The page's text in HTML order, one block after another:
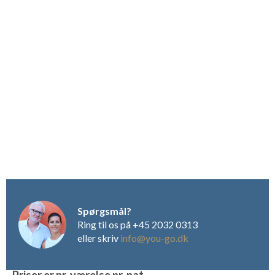
Spørgsmål?
Ring til os på +45 2032 0313
eller skriv info@you-go.dk